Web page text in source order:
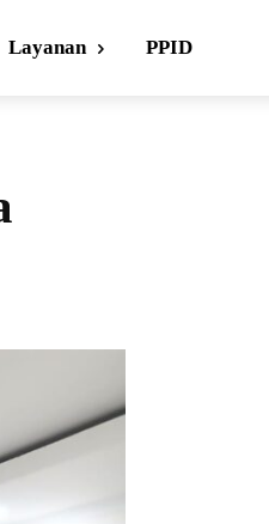
Layanan PPID